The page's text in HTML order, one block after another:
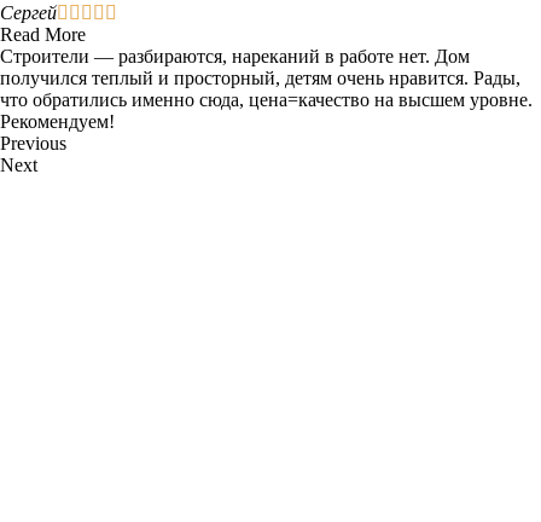
Сергей    
Read More
Строители — разбираются, нареканий в работе нет. Дом
получился теплый и просторный, детям очень нравится. Рады,
что обратились именно сюда, цена=качество на высшем уровне.
Рекомендуем!
Previous
Next